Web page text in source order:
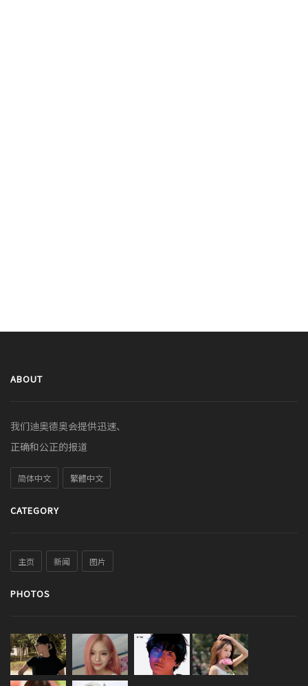
ABOUT
我们迪奥德奥会提供迅速、
正确和公正的报道
简体中文 繁體中文
CATEGORY
主页 新闻 图片
PHOTOS